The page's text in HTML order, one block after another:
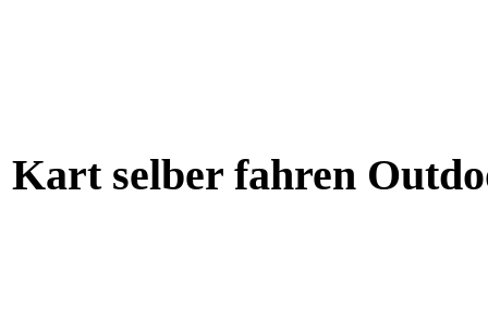
Kart selber fahren